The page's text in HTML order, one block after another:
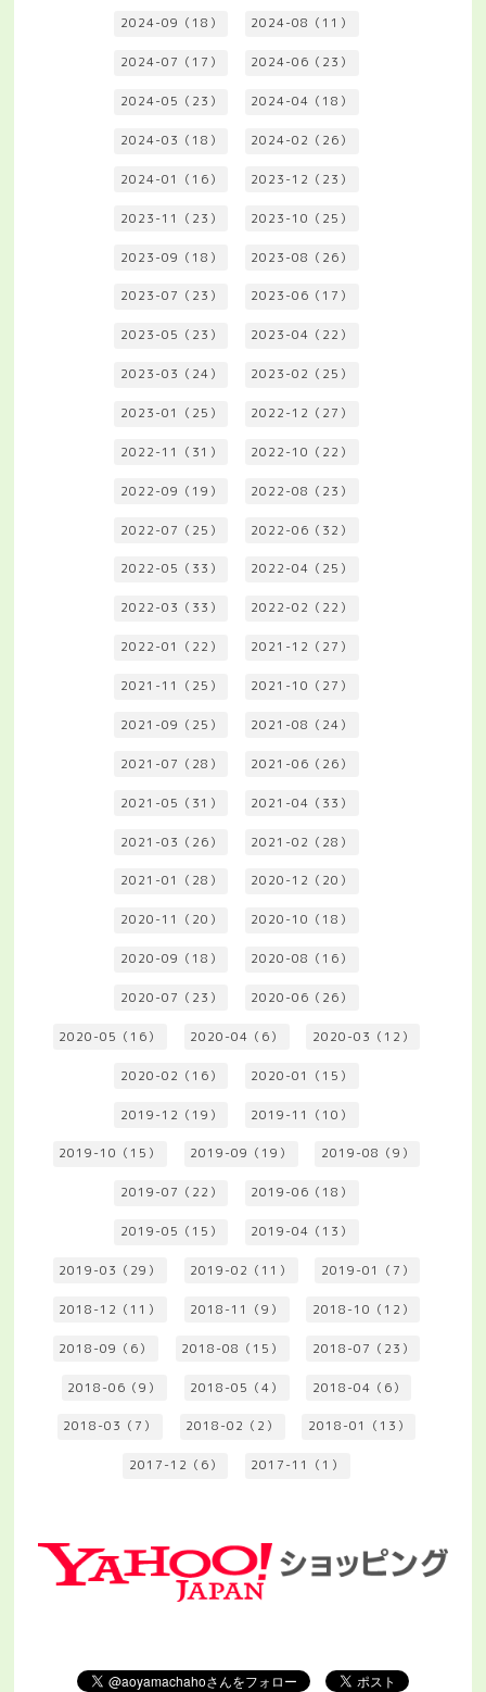
2024-09（18） 2024-08（11）
2024-07（17） 2024-06（23）
2024-05（23） 2024-04（18）
2024-03（18） 2024-02（26）
2024-01（16） 2023-12（23）
2023-11（23） 2023-10（25）
2023-09（18） 2023-08（26）
2023-07（23） 2023-06（17）
2023-05（23） 2023-04（22）
2023-03（24） 2023-02（25）
2023-01（25） 2022-12（27）
2022-11（31） 2022-10（22）
2022-09（19） 2022-08（23）
2022-07（25） 2022-06（32）
2022-05（33） 2022-04（25）
2022-03（33） 2022-02（22）
2022-01（22） 2021-12（27）
2021-11（25） 2021-10（27）
2021-09（25） 2021-08（24）
2021-07（28） 2021-06（26）
2021-05（31） 2021-04（33）
2021-03（26） 2021-02（28）
2021-01（28） 2020-12（20）
2020-11（20） 2020-10（18）
2020-09（18） 2020-08（16）
2020-07（23） 2020-06（26）
2020-05（16） 2020-04（6） 2020-03（12）
2020-02（16） 2020-01（15）
2019-12（19） 2019-11（10）
2019-10（15） 2019-09（19） 2019-08（9）
2019-07（22） 2019-06（18）
2019-05（15） 2019-04（13）
2019-03（29） 2019-02（11） 2019-01（7）
2018-12（11） 2018-11（9） 2018-10（12）
2018-09（6） 2018-08（15） 2018-07（23）
2018-06（9） 2018-05（4） 2018-04（6）
2018-03（7） 2018-02（2） 2018-01（13）
2017-12（6） 2017-11（1）